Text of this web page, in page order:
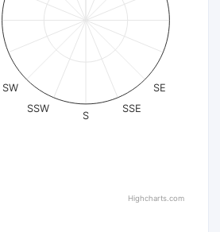
SE
SSE
S
SSW
SW
Highcharts.com